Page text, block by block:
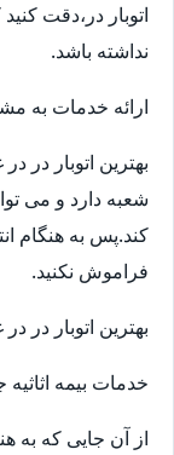
اتوبار در،دقت
نداشته باشد.
ارائه خدمات به
بهترین اتوبار در
شعبه دارد و می
کند.پس به هنگام
فراموش نکنید.
بهترین اتوبار در
خدمات بیمه اثاثیه
از آن جایی که به